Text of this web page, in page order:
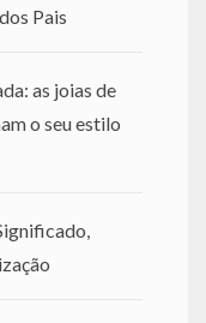
Pais
as joias de
o seu estilo